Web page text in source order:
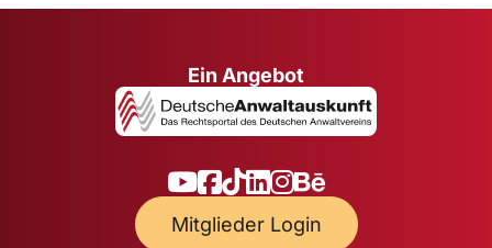
Ein Angebot
Mitglieder Login